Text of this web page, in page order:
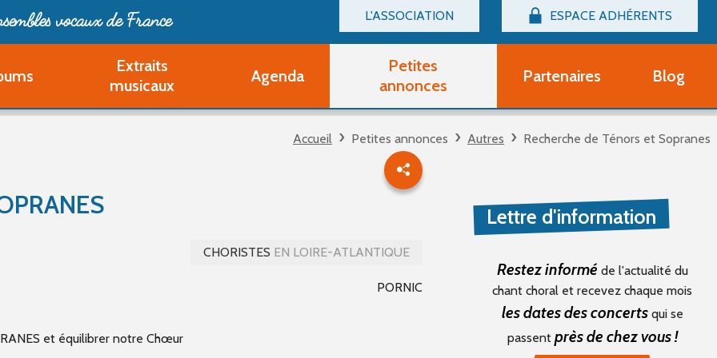
L'ASSOCIATION
Billetterie
Devenir adhérent Groupe Vocal
Devenir adhérent Partenaire
Ouvrir un compte Découverte
Questions fréquentes
ESPACE ADHÉRENTS
Connexion
vocaux de France
Extraits
musicaux
Agenda
Petites
annonces
Partitions d'occasion
Autres
Partenaires Blog
Accueil Petites annonces Autres Recherche de Ténors et Sopranes
CHORISTES EN LOIRE-ATLANTIQUE
PORNIC
et équilibrer notre Chœur
Lettre d'information
Restez informé de l'actualité du
chant choral et recevez chaque mois
les dates des concertsqui se
passent près de chez vous !